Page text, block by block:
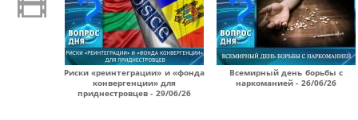
Риски «реинтеграции» и «фонда
конвергенции» для
приднестровцев - 29/06/26
Всемирный день борьбы с
наркоманией - 26/06/26